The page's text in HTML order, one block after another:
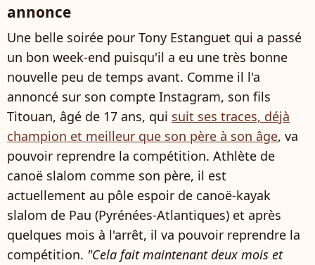
annonce
Une belle soirée pour Tony Estanguet qui a passé
un bon week-end puisqu'il a eu une très bonne
nouvelle peu de temps avant. Comme il l'a
annoncé sur son compte Instagram, son fils
Titouan, âgé de 17 ans, qui suit ses traces, déjà
champion et meilleur que son père à son âge, va
pouvoir reprendre la compétition. Athlète de
canoë slalom comme son père, il est
actuellement au pôle espoir de canoë-kayak
slalom de Pau (Pyrénées-Atlantiques) et après
quelques mois à l'arrêt, il va pouvoir reprendre la
compétition. "Cela fait maintenant deux mois et